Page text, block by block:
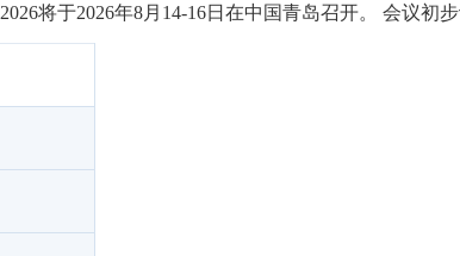
将于2026年8月14-16日在中国青岛召开。 会议初